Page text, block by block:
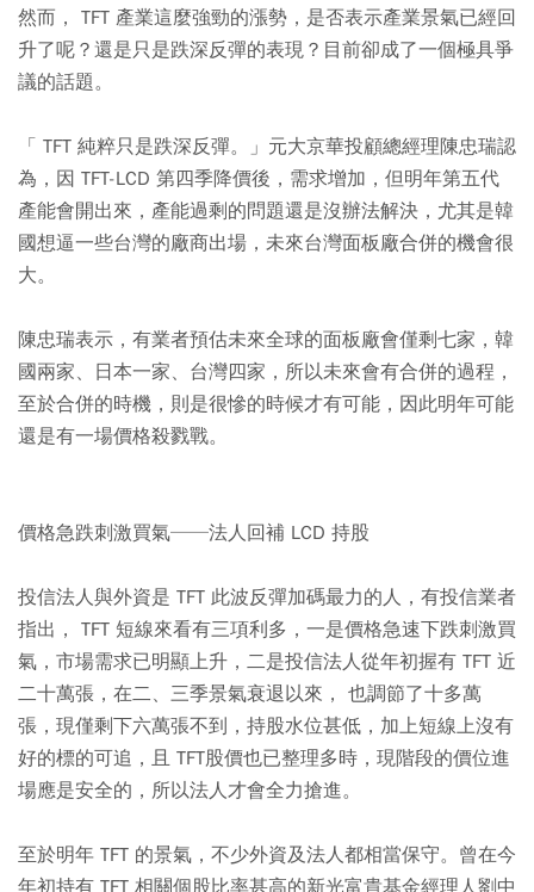
然而， TFT 產業這麼強勁的漲勢，是否表示產業景氣已經回
升了呢？還是只是跌深反彈的表現？目前卻成了一個極具爭
議的話題。
「 TFT 純粹只是跌深反彈。」元大京華投顧總經理陳忠瑞認
為，因 TFT-LCD 第四季降價後，需求增加，但明年第五代
產能會開出來，產能過剩的問題還是沒辦法解決，尤其是韓
國想逼一些台灣的廠商出場，未來台灣面板廠合併的機會很
大。
陳忠瑞表示，有業者預估未來全球的面板廠會僅剩七家，韓
國兩家、日本一家、台灣四家，所以未來會有合併的過程，
至於合併的時機，則是很慘的時候才有可能，因此明年可能
還是有一場價格殺戮戰。
價格急跌刺激買氣──法人回補 LCD 持股
投信法人與外資是 TFT 此波反彈加碼最力的人，有投信業者
指出， TFT 短線來看有三項利多，一是價格急速下跌刺激買
氣，市場需求已明顯上升，二是投信法人從年初握有 TFT 近
二十萬張，在二、三季景氣衰退以來， 也調節了十多萬
張，現僅剩下六萬張不到，持股水位甚低，加上短線上沒有
好的標的可追，且 TFT股價也已整理多時，現階段的價位進
場應是安全的，所以法人才會全力搶進。
至於明年 TFT 的景氣，不少外資及法人都相當保守。曾在今
年初持有 TFT 相關個股比率甚高的新光富貴基金經理人劉中